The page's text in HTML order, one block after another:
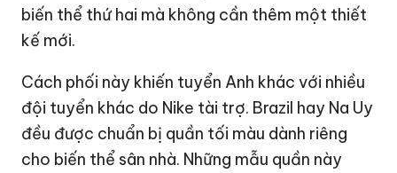
biến thể thứ hai mà không cần thêm một thiết
kế mới.
Cách phối này khiến tuyển Anh khác với nhiều
đội tuyển khác do Nike tài trợ. Brazil hay Na Uy
đều được chuẩn bị quần tối màu dành riêng
cho biến thể sân nhà. Những mẫu quần này